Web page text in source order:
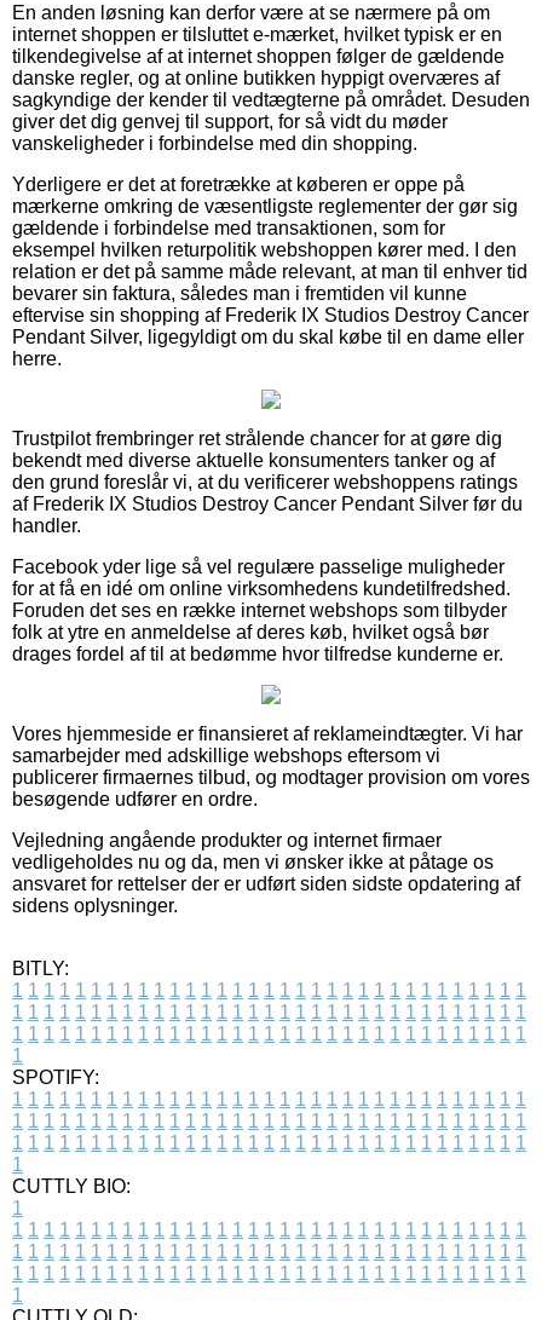
En anden løsning kan derfor være at se nærmere på om
internet shoppen er tilsluttet e-mærket, hvilket typisk er en
tilkendegivelse af at internet shoppen følger de gældende
danske regler, og at online butikken hyppigt overværes af
sagkyndige der kender til vedtægterne på området. Desuden
giver det dig genvej til support, for så vidt du møder
vanskeligheder i forbindelse med din shopping.
Yderligere er det at foretrække at køberen er oppe på
mærkerne omkring de væsentligste reglementer der gør sig
gældende i forbindelse med transaktionen, som for
eksempel hvilken returpolitik webshoppen kører med. I den
relation er det på samme måde relevant, at man til enhver tid
bevarer sin faktura, således man i fremtiden vil kunne
eftervise sin shopping af Frederik IX Studios Destroy Cancer
Pendant Silver, ligegyldigt om du skal købe til en dame eller
herre.
Trustpilot frembringer ret strålende chancer for at gøre dig
bekendt med diverse aktuelle konsumenters tanker og af
den grund foreslår vi, at du verificerer webshoppens ratings
af Frederik IX Studios Destroy Cancer Pendant Silver før du
handler.
Facebook yder lige så vel regulære passelige muligheder
for at få en idé om online virksomhedens kundetilfredshed.
Foruden det ses en række internet webshops som tilbyder
folk at ytre en anmeldelse af deres køb, hvilket også bør
drages fordel af til at bedømme hvor tilfredse kunderne er.
Vores hjemmeside er finansieret af reklameindtægter. Vi har
samarbejder med adskillige webshops eftersom vi
publicerer firmaernes tilbud, og modtager provision om vores
besøgende udfører en ordre.
Vejledning angående produkter og internet firmaer
vedligeholdes nu og da, men vi ønsker ikke at påtage os
ansvaret for rettelser der er udført siden sidste opdatering af
sidens oplysninger.
BITLY:
1 1 1 1 1 1 1 1 1 1 1 1 1 1 1 1 1 1 1 1 1 1 1 1 1 1 1 1 1 1 1 1 1
1 1 1 1 1 1 1 1 1 1 1 1 1 1 1 1 1 1 1 1 1 1 1 1 1 1 1 1 1 1 1 1 1
1 1 1 1 1 1 1 1 1 1 1 1 1 1 1 1 1 1 1 1 1 1 1 1 1 1 1 1 1 1 1 1 1
1
SPOTIFY:
1 1 1 1 1 1 1 1 1 1 1 1 1 1 1 1 1 1 1 1 1 1 1 1 1 1 1 1 1 1 1 1 1
1 1 1 1 1 1 1 1 1 1 1 1 1 1 1 1 1 1 1 1 1 1 1 1 1 1 1 1 1 1 1 1 1
1 1 1 1 1 1 1 1 1 1 1 1 1 1 1 1 1 1 1 1 1 1 1 1 1 1 1 1 1 1 1 1 1
1
CUTTLY BIO:
1
1 1 1 1 1 1 1 1 1 1 1 1 1 1 1 1 1 1 1 1 1 1 1 1 1 1 1 1 1 1 1 1 1
1 1 1 1 1 1 1 1 1 1 1 1 1 1 1 1 1 1 1 1 1 1 1 1 1 1 1 1 1 1 1 1 1
1 1 1 1 1 1 1 1 1 1 1 1 1 1 1 1 1 1 1 1 1 1 1 1 1 1 1 1 1 1 1 1 1
1